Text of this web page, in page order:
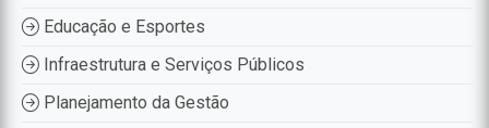
Educação e Esportes
Infraestrutura e Serviços Públicos
Planejamento da Gestão